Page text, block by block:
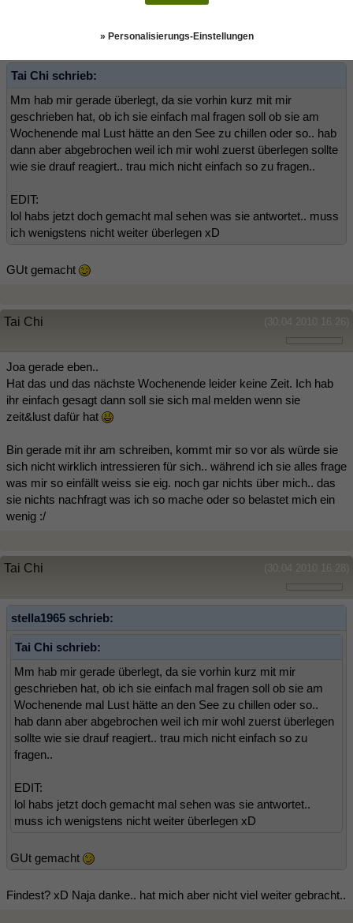
Tai Chi schrieb:
Mm hab mir gerade überlegt, da sie vorhin kurz mit mir
geschrieben hat, ob ich sie einfach mal fragen soll ob sie am
Wochenende mal Lust hätte an den See zu chillen oder so.. hab
dann aber abgebrochen weil ich mir wohl zuerst überlegen sollte
wie sie drauf reagiert.. trau mich nicht einfach so zu fragen..
EDIT:
lol habs jetzt doch gemacht mal sehen was sie antwortet.. muss
ich wenigstens nicht weiter überlegen xD
GUt gemacht
(30.04.2010 16:26)
Tai Chi
Joa gerade eben..
Hat das und das nächste Wochenende leider keine Zeit. Ich hab
ihr einfach gesagt dann soll sie sich mal melden wenn sie
zeit&lust dafür hat
Bin gerade mit ihr am schreiben, kommt mir so vor als würde sie
sich nicht wirklich intressieren für sich.. während ich sie alles frage
was mir so einfällt weiss sie eig. noch gar nichts über mich.. das
sie nichts nachfragt was ich so mache oder so belastet mich ein
wenig :/
(30.04.2010 16:28)
Tai Chi
stella1965 schrieb:
Tai Chi schrieb:
Mm hab mir gerade überlegt, da sie vorhin kurz mit mir
geschrieben hat, ob ich sie einfach mal fragen soll ob sie am
Wochenende mal Lust hätte an den See zu chillen oder so..
hab dann aber abgebrochen weil ich mir wohl zuerst überlegen
sollte wie sie drauf reagiert.. trau mich nicht einfach so zu
fragen..
EDIT:
lol habs jetzt doch gemacht mal sehen was sie antwortet..
muss ich wenigstens nicht weiter überlegen xD
GUt gemacht
Findest? xD Naja danke.. hat mich aber nicht viel weiter gebracht..
» Personalisierungs-Einstellungen